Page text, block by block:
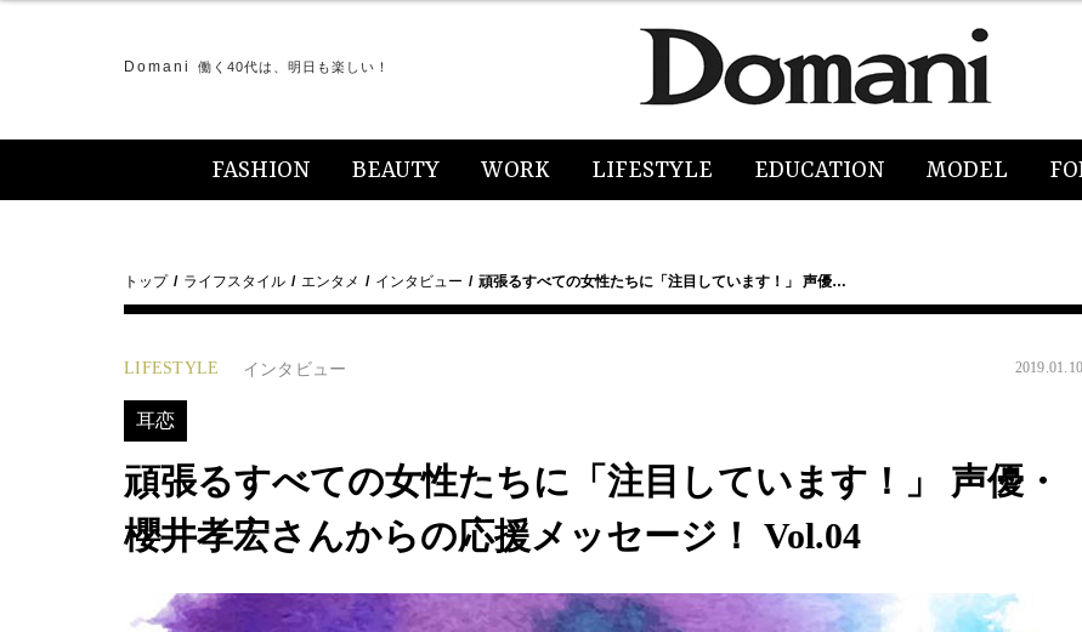
Domani 働く40代は、明日も楽しい！
FASHION BEAUTY WORK LIFESTYLE EDUCATION MODEL
トップ ライフスタイル エンタメ インタビュー 頑張るすべての女性たちに「注目しています！」 声優…
LIFESTYLE インタビュー 2019.01.10
耳恋
頑張るすべての女性たちに「注目しています！」 声優・
櫻井孝宏さんからの応援メッセージ！ Vol.04